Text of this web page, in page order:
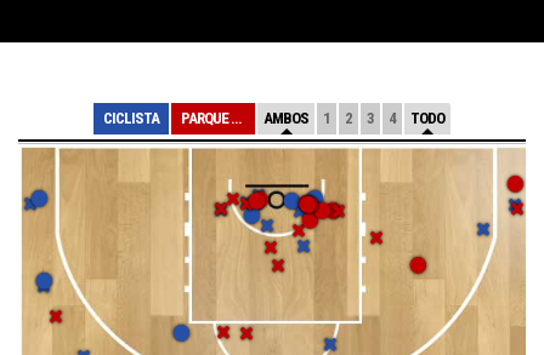
CICLISTA PARQUE SUR AMBOS 1 2 3 4 TODO